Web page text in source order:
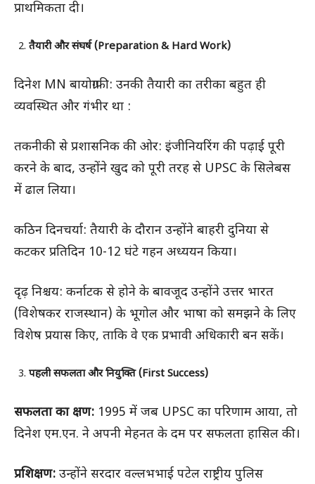
प्राथमिकता दी।
तैयारी और संघर्ष (Preparation & Hard Work)
दिनेश MN बायोग्राफी: उनकी तैयारी का तरीका बहुत ही
व्यवस्थित और गंभीर था :
तकनीकी से प्रशासनिक की ओर: इंजीनियरिंग की पढ़ाई पूरी
करने के बाद, उन्होंने खुद को पूरी तरह से UPSC के सिलेबस
में ढाल लिया।
कठिन दिनचर्या: तैयारी के दौरान उन्होंने बाहरी दुनिया से
कटकर प्रतिदिन 10-12 घंटे गहन अध्ययन किया।
दृढ़ निश्चय: कर्नाटक से होने के बावजूद उन्होंने उत्तर भारत
(विशेषकर राजस्थान) के भूगोल और भाषा को समझने के लिए
विशेष प्रयास किए, ताकि वे एक प्रभावी अधिकारी बन सकें।
पहली सफलता और नियुक्ति (First Success)
सफलता का क्षण: 1995 में जब UPSC का परिणाम आया, तो
दिनेश एम.एन. ने अपनी मेहनत के दम पर सफलता हासिल की।
प्रशिक्षण: उन्होंने सरदार वल्लभभाई पटेल राष्ट्रीय पुलिस